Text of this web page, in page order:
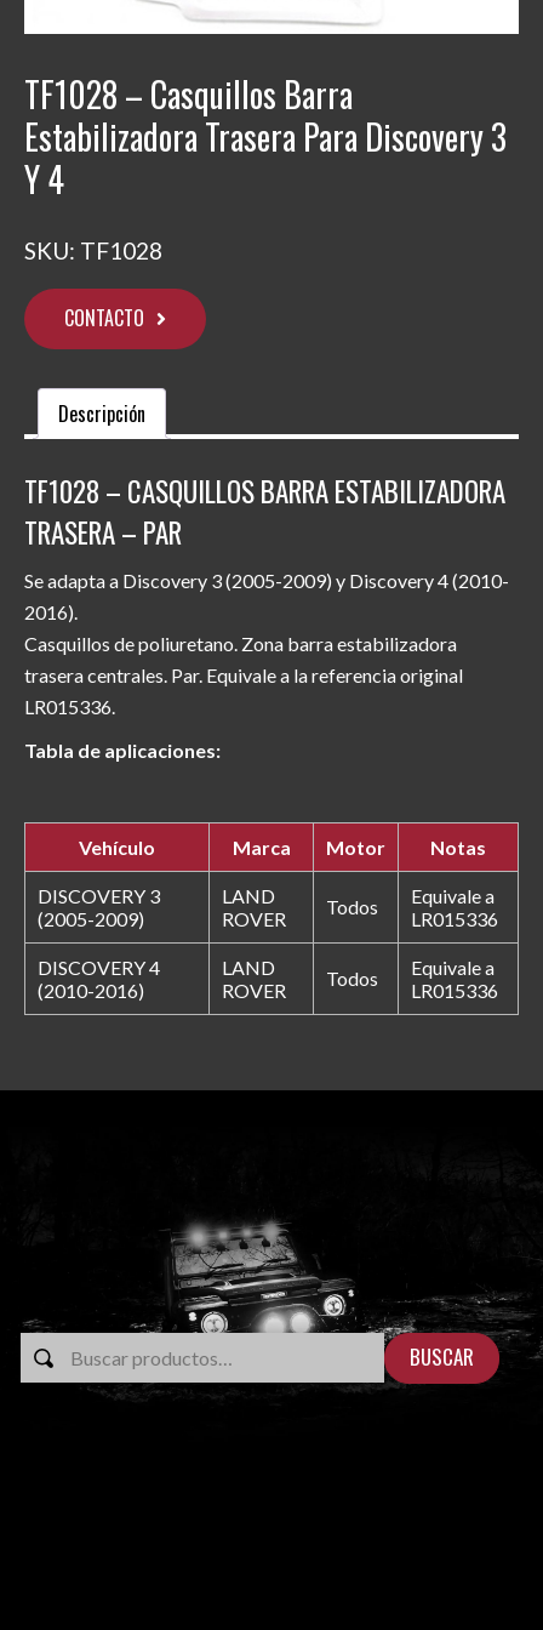
TF1028 – Casquillos Barra
Estabilizadora Trasera Para Discovery 3
Y 4
SKU: TF1028
CONTACTO
Descripción
TF1028 – CASQUILLOS BARRA ESTABILIZADORA
TRASERA – PAR
Se adapta a Discovery 3 (2005-2009) y Discovery 4 (2010-
2016).
Casquillos de poliuretano. Zona barra estabilizadora
trasera centrales. Par. Equivale a la referencia original
LR015336.
Tabla de aplicaciones:
Vehículo Marca Motor Notas
DISCOVERY 3
(2005-2009)
LAND
ROVER
Todos
Equivale a
LR015336
DISCOVERY 4
(2010-2016)
LAND
ROVER
Todos
Equivale a
LR015336
BUSCAR